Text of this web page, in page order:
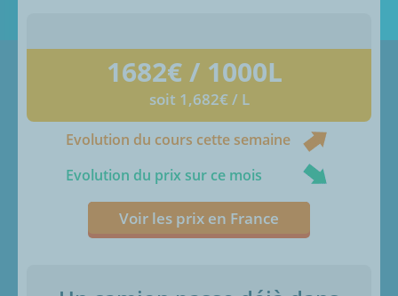
1682€ / 1000L
soit 1,682€ / L
Evolution du cours cette semaine
Evolution du prix sur ce mois
Voir les prix en France